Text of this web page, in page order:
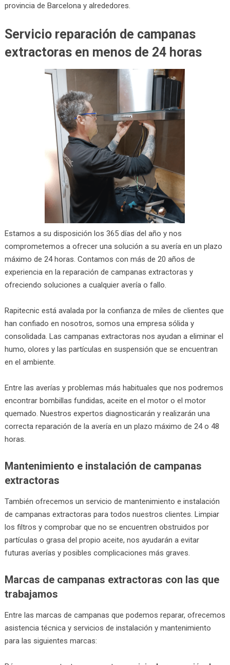
provincia de Barcelona y alrededores.
Servicio reparación de campanas
extractoras en menos de 24 horas
Estamos a su disposición los 365 días del año y nos
comprometemos a ofrecer una solución a su avería en un plazo
máximo de 24 horas. Contamos con más de 20 años de
experiencia en la reparación de campanas extractoras y
ofreciendo soluciones a cualquier avería o fallo.
Rapitecnic está avalada por la confianza de miles de clientes que
han confiado en nosotros, somos una empresa sólida y
consolidada. Las campanas extractoras nos ayudan a eliminar el
humo, olores y las partículas en suspensión que se encuentran
en el ambiente.
Entre las averías y problemas más habituales que nos podremos
encontrar bombillas fundidas, aceite en el motor o el motor
quemado. Nuestros expertos diagnosticarán y realizarán una
correcta reparación de la avería en un plazo máximo de 24 o 48
horas.
Mantenimiento e instalación de campanas
extractoras
También ofrecemos un servicio de mantenimiento e instalación
de campanas extractoras para todos nuestros clientes. Limpiar
los filtros y comprobar que no se encuentren obstruidos por
partículas o grasa del propio aceite, nos ayudarán a evitar
futuras averías y posibles complicaciones más graves.
Marcas de campanas extractoras con las que
trabajamos
Entre las marcas de campanas que podemos reparar, ofrecemos
asistencia técnica y servicios de instalación y mantenimiento
para las siguientes marcas: